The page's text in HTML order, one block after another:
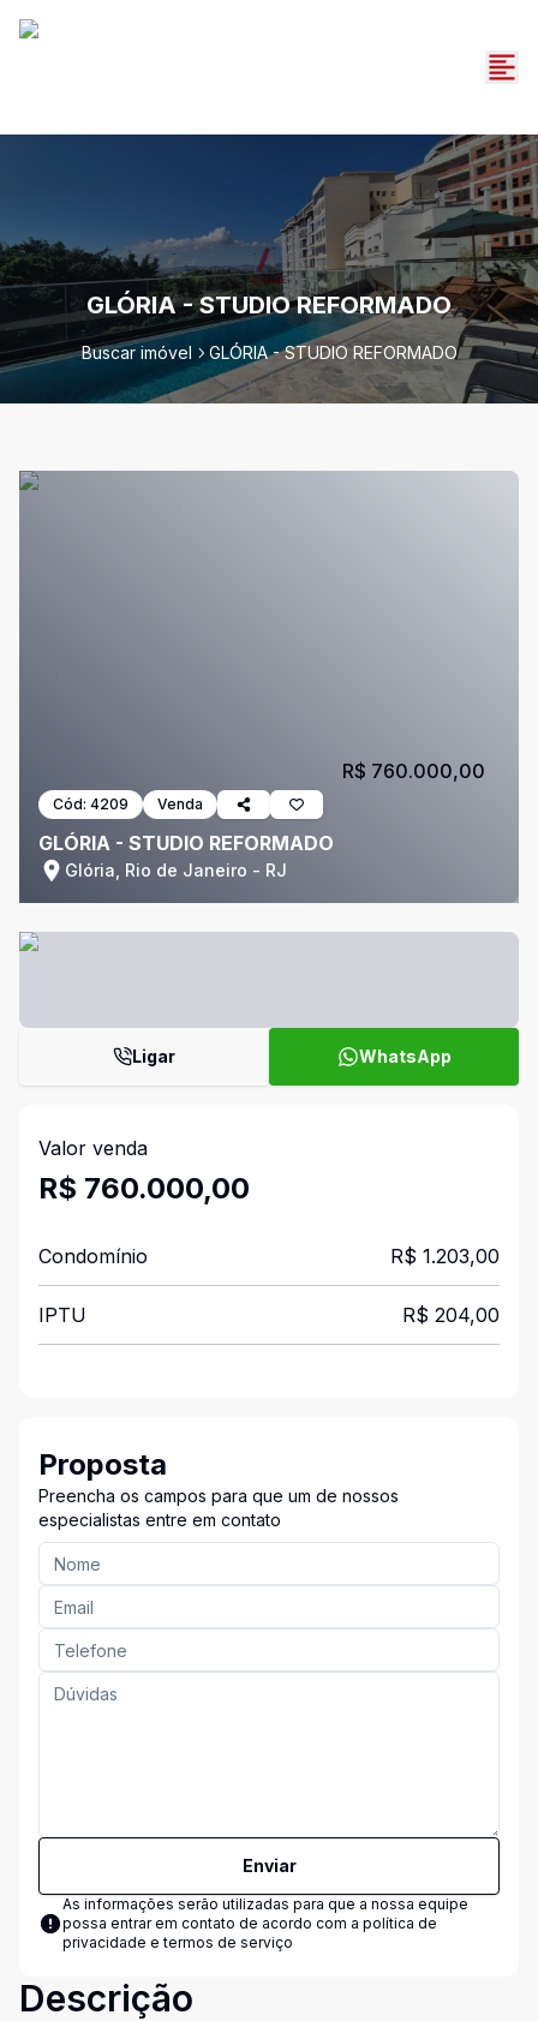
GLÓRIA - STUDIO REFORMADO
Buscar imóvel GLÓRIA - STUDIO REFORMADO
Cód: 4209 Venda
GLÓRIA - STUDIO REFORMADO
Glória, Rio de Janeiro - RJ
R$ 760.000,00
Ligar WhatsApp
Valor venda
R$ 760.000,00
Condomínio R$ 1.203,00
IPTU R$ 204,00
Proposta
Preencha os campos para que um de nossos
especialistas entre em contato
Enviar
As informações serão utilizadas para que a nossa equipe
possa entrar em contato de acordo com a política de
privacidade e termos de serviço
Descrição